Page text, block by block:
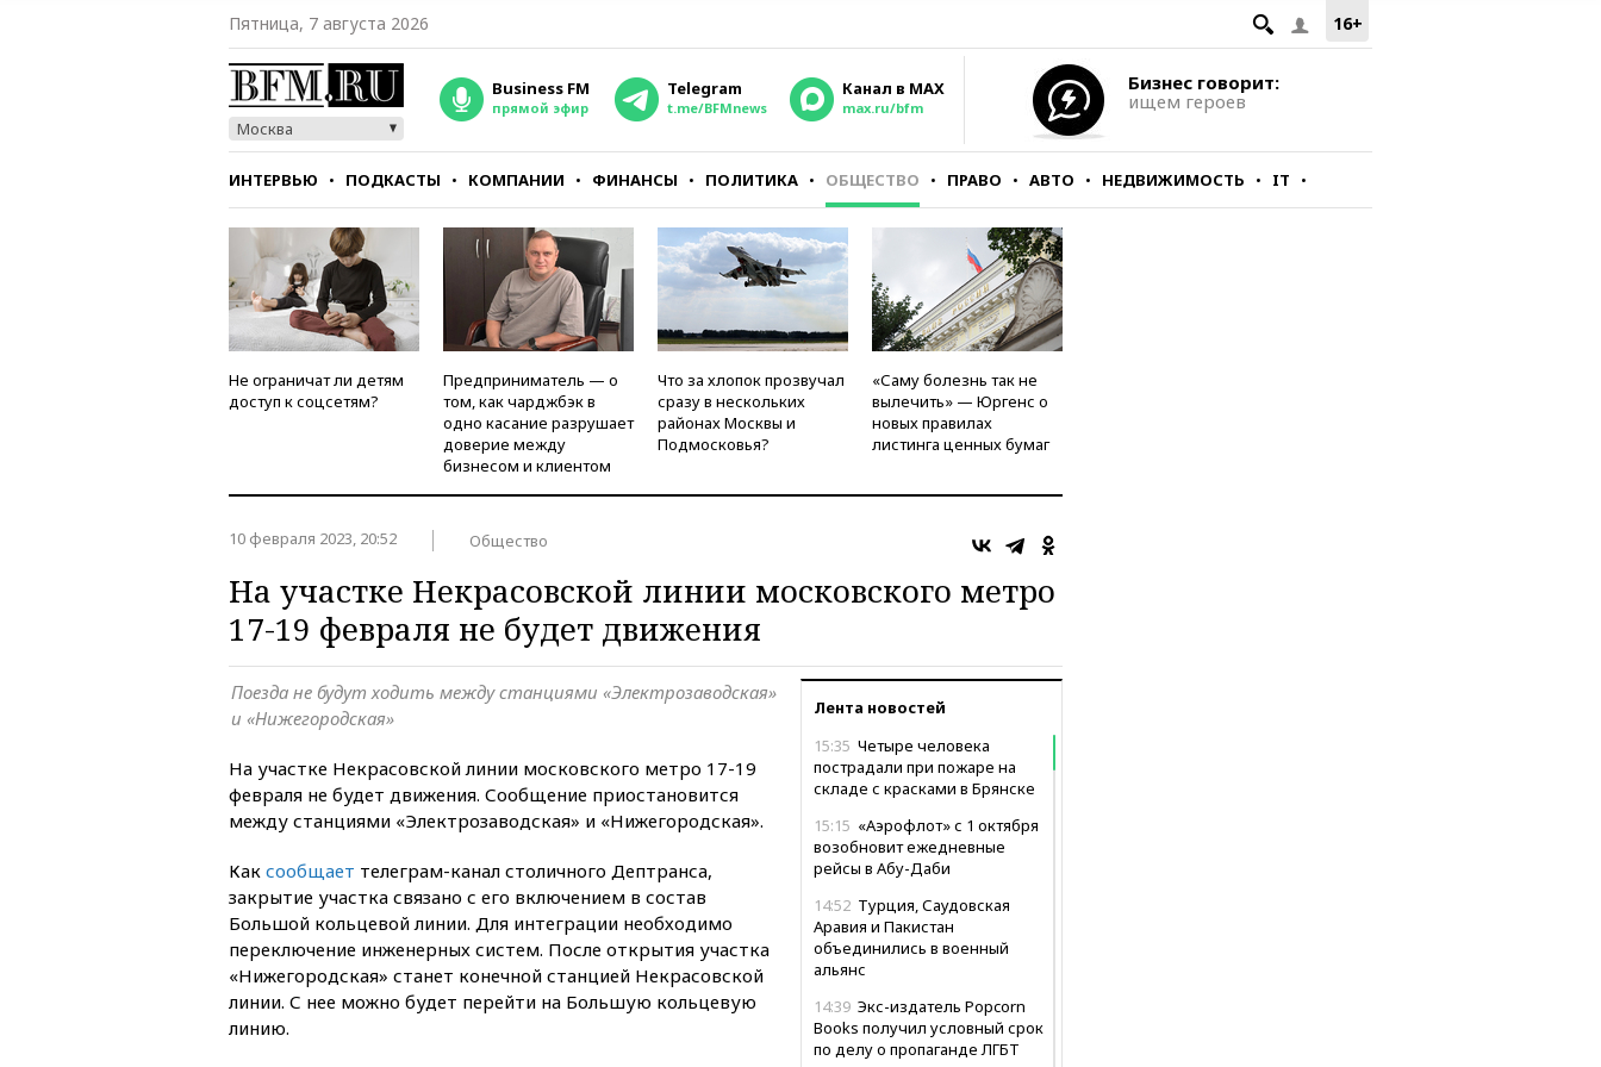
16+
Пятница, 7 августа 2026
Москва
Business FM
прямой эфир
Telegram
t.me/BFMnews
Канал в MAX
max.ru/bfm
Бизнес говорит:
ищем героев
ИНТЕРВЬЮ ПОДКАСТЫ КОМПАНИИ ФИНАНСЫ ПОЛИТИКА ОБЩЕСТВО ПРАВО АВТО НЕДВИЖИМОСТЬ IT
СТИЛЬ ТЕСТЫ
Не ограничат ли детям
доступ к соцсетям?
Предприниматель — о
том, как чарджбэк в
одно касание разрушает
доверие между
бизнесом и клиентом
Что за хлопок прозвучал
сразу в нескольких
районах Москвы и
Подмосковья?
«Саму болезнь так не
вылечить» — Юргенс о
новых правилах
листинга ценных бумаг
10 февраля 2023, 20:52 Общество
На участке Некрасовской линии московского метро
17-19 февраля не будет движения
Лента новостей
15:35 Четыре человека
пострадали при пожаре на
складе с красками в Брянске
15:15 «Аэрофлот» с 1 октября
возобновит ежедневные
рейсы в Абу-Даби
14:52 Турция, Саудовская
Аравия и Пакистан
объединились в военный
альянс
14:39 Экс-издатель Popcorn
Books получил условный срок
по делу о пропаганде ЛГБТ
Поезда не будут ходить между станциями «Электрозаводская»
и «Нижегородская»
На участке Некрасовской линии московского метро 17-19
февраля не будет движения. Сообщение приостановится
между станциями «Электрозаводская» и «Нижегородская».
Как сообщает телеграм-канал столичного Дептранса,
закрытие участка связано с его включением в состав
Большой кольцевой линии. Для интеграции необходимо
переключение инженерных систем. После открытия участка
«Нижегородская» станет конечной станцией Некрасовской
линии. С нее можно будет перейти на Большую кольцевую
линию.